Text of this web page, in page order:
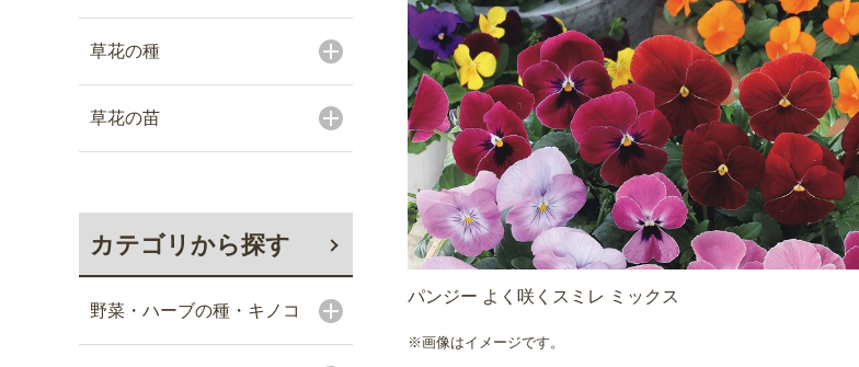
草花の種
草花の苗
カテゴリから探す
野菜・ハーブの種・キノコ
パンジー よく咲くスミレ ミックス
※画像はイメージです。